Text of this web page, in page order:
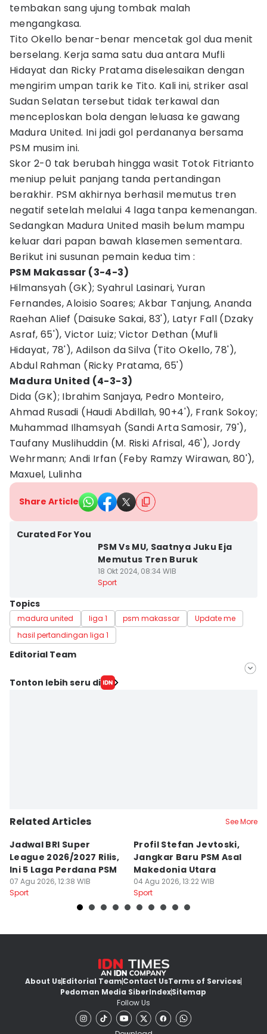
tembakan sang ujung tombak malah
mengangkasa.
Tito Okello benar-benar mencetak gol dua menit
berselang. Kerja sama satu dua antara Mufli
Hidayat dan Ricky Pratama diselesaikan dengan
mengirim umpan tarik ke Tito. Kali ini, striker asal
Sudan Selatan tersebut tidak terkawal dan
menceploskan bola dengan leluasa ke gawang
Madura United. Ini jadi gol perdananya bersama
PSM musim ini.
Skor 2-0 tak berubah hingga wasit Totok Fitrianto
meniup peluit panjang tanda pertandingan
berakhir. PSM akhirnya berhasil memutus tren
negatif setelah melalui 4 laga tanpa kemenangan.
Sedangkan Madura United masih belum mampu
keluar dari papan bawah klasemen sementara.
Berikut ini susunan pemain kedua tim :
PSM Makassar (3-4-3)
Hilmansyah (GK); Syahrul Lasinari, Yuran
Fernandes, Aloisio Soares; Akbar Tanjung, Ananda
Raehan Alief (Daisuke Sakai, 83'), Latyr Fall (Dzaky
Asraf, 65'), Victor Luiz; Victor Dethan (Mufli
Hidayat, 78'), Adilson da Silva (Tito Okello, 78'),
Abdul Rahman (Ricky Pratama, 65')
Madura United (4-3-3)
Dida (GK); Ibrahim Sanjaya, Pedro Monteiro,
Ahmad Rusadi (Haudi Abdillah, 90+4'), Frank Sokoy;
Muhammad Ilhamsyah (Sandi Arta Samosir, 79'),
Taufany Muslihuddin (M. Riski Afrisal, 46'), Jordy
Wehrmann; Andi Irfan (Feby Ramzy Wirawan, 80'),
Maxuel, Lulinha
Share Article
Curated For You
PSM Vs MU, Saatnya Juku Eja
Memutus Tren Buruk
18 Okt 2024, 08:34 WIB
Sport
Topics
madura united liga 1 psm makassar
Update me
hasil pertandingan liga 1
Editorial Team
Editor
Tonton lebih seru di
Related Articles See More
Jadwal BRI Super
League 2026/2027 Rilis,
Ini 5 Laga Perdana PSM
07 Agu 2026, 12:38 WIB
Sport
Profil Stefan Jevtoski,
Jangkar Baru PSM Asal
Makedonia Utara
04 Agu 2026, 13:22 WIB
Sport
About UsEditorial TeamContact UsTerms of Services
Pedoman Media SiberIndexSitemap
Follow Us